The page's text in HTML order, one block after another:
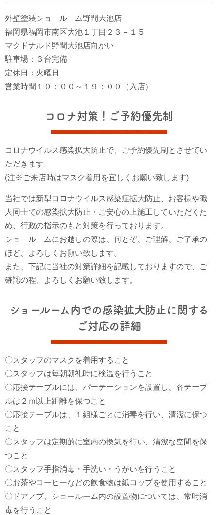
外壁塗装ショールーム野間大池店
福岡県福岡市南区大池１丁目２３－１５
マクドナルド野間大池店向かい
駐車場：３台完備
定休日：火曜日
営業時間１０：００～１９：００（入店）
コロナ対策！ご予約優先制
コロナウイルス感染拡大防止で、ご予約優先制とさせてい
ただきます。
(注※ご来店時はマスク着用を宜しくお願い致します)
当社では新型コロナウイルス感染症拡大防止、お客様や職
人同士での感染拡大防止・ご安心の上施工していただくた
め、行政の指示のもと対策を行っております。
ショールームにお越しの際は、何とぞ、ご理解、ご了承の
ほど、よろしくお願い致します。
また、下記に当社の対策詳細を記載しておりますので、ご
確認の程、よろしくお願い致します。
ショールーム内での感染拡大防止に関する
ご対応の詳細
〇スタッフのマスクを着用すること
〇スタッフは毎朝朝礼時に検温を行うこと
〇応接テーブルには、パーテーションを設置し、各テーブ
ルは２ｍ以上距離を保つこと
〇応接テーブルは、１組様ごとに消毒を行い、清潔に保つ
こと
〇スタッフは定期的に室内の換気を行い、清潔な空間を保
つこと
〇スタッフ手指消毒・手洗い・うがいを行うこと
〇お茶やコーヒーなどの飲食物は紙コップを使用すること
〇ドアノブ、ショールーム内の設置物については、常時消
毒を行うこと